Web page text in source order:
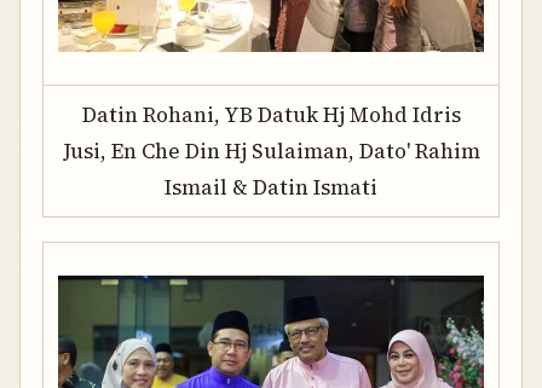
Datin Rohani, YB Datuk Hj Mohd Idris
Jusi, En Che Din Hj Sulaiman, Dato' Rahim
Ismail & Datin Ismati